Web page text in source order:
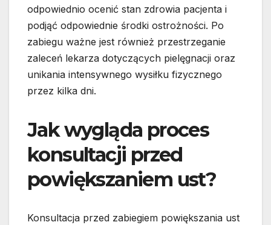
odpowiednio ocenić stan zdrowia pacjenta i
podjąć odpowiednie środki ostrożności. Po
zabiegu ważne jest również przestrzeganie
zaleceń lekarza dotyczących pielęgnacji oraz
unikania intensywnego wysiłku fizycznego
przez kilka dni.
Jak wygląda proces
konsultacji przed
powiększaniem ust?
Konsultacja przed zabiegiem powiększania ust